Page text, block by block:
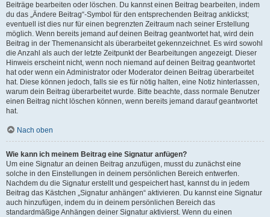
Beiträge bearbeiten oder löschen. Du kannst einen Beitrag bearbeiten, indem
du das „Ändere Beitrag“-Symbol für den entsprechenden Beitrag anklickst;
eventuell ist dies nur für einen begrenzten Zeitraum nach seiner Erstellung
möglich. Wenn bereits jemand auf deinen Beitrag geantwortet hat, wird dein
Beitrag in der Themenansicht als überarbeitet gekennzeichnet. Es wird sowohl
die Anzahl als auch der letzte Zeitpunkt der Bearbeitungen angezeigt. Dieser
Hinweis erscheint nicht, wenn noch niemand auf deinen Beitrag geantwortet
hat oder wenn ein Administrator oder Moderator deinen Beitrag überarbeitet
hat. Diese können jedoch, falls sie es für nötig halten, eine Notiz hinterlassen,
warum dein Beitrag überarbeitet wurde. Bitte beachte, dass normale Benutzer
einen Beitrag nicht löschen können, wenn bereits jemand darauf geantwortet
hat.
Nach oben
Wie kann ich meinem Beitrag eine Signatur anfügen?
Um eine Signatur an deinen Beitrag anzufügen, musst du zunächst eine
solche in den Einstellungen in deinem persönlichen Bereich entwerfen.
Nachdem du die Signatur erstellt und gespeichert hast, kannst du in jedem
Beitrag das Kästchen „Signatur anhängen“ aktivieren. Du kannst eine Signatur
auch hinzufügen, indem du in deinem persönlichen Bereich das
standardmäßige Anhängen deiner Signatur aktivierst. Wenn du einen